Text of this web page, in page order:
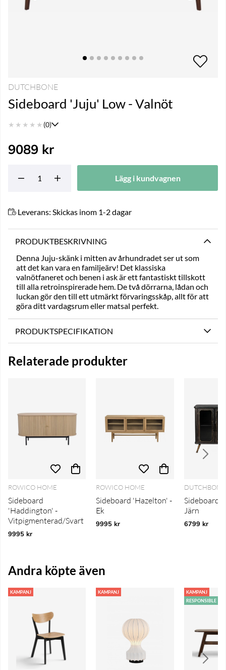
DUTCHBONE
Sideboard 'Juju' Low - Valnöt
★ ★ ★ ★ ★ (0)
9089 kr
Lägg i kundvagnen
Leverans: Skickas inom 1-2 dagar
PRODUKTBESKRIVNING
Denna Juju-skänk i mitten av århundradet ser ut som
att det kan vara en familjeärv! Det klassiska
valnötfaneret och benen i ask är ett fantastiskt tillskott
till alla retroinspirerade hem. De två dörrarna, lådan och
luckan gör den till ett utmärkt förvaringsskåp, allt för att
göra ditt vardagsrum eller matsal perfekt.
PRODUKTSPECIFIKATION
Relaterade produkter
ROWICO HOME
Sideboard
'Haddington' -
Vitpigmenterad/Svart
9995 kr
ROWICO HOME
Sideboard 'Hazelton' -
Ek
9995 kr
Sideboard
Järn
6799 kr
Andra köpte även
KAMPANJ KAMPANJ
KAMPANJ
RESPONSIBLE